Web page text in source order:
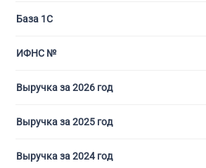
База 1С
ИФНС №
Выручка за 2026 год
Выручка за 2025 год
Выручка за 2024 год